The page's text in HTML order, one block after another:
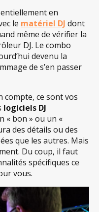
en
le matériel DJ dont
même de vérifier la
DJ. Le combo
devenu la
de s’en passer
compte, ce sont vos
logiciels DJ
« bon » ou un «
des détails ou des
que les autres. Mais
Du coup, il faut
spécifiques ce
vous.